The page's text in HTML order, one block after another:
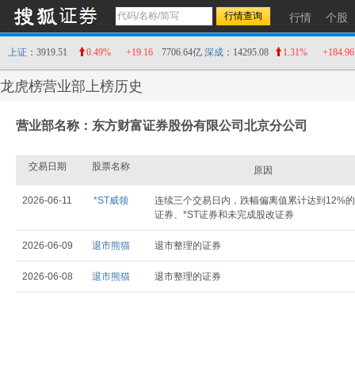
行情 个股
上证 ：3919.51 0.49% +19.16 7706.64亿 深成 ：14295.08 1.31% +184.96
龙虎榜营业部上榜历史
营业部名称：东方财富证券股份有限公司北京分公司
交易日期 股票名称 原因
2026-06-11 *ST威领
连续三个交易日内，跌幅偏离值累计达到12%
证券、*ST证券和未完成股改证券
2026-06-09 退市熊猫 退市整理的证券
2026-06-08 退市熊猫 退市整理的证券